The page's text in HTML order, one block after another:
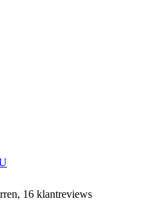
16 klantreviews